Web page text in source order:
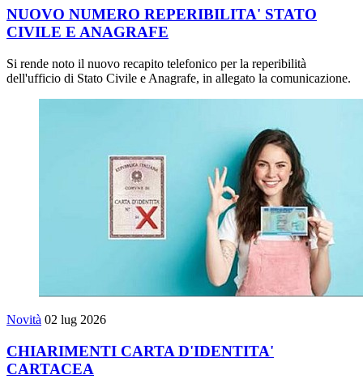
NUOVO NUMERO REPERIBILITA' STATO
CIVILE E ANAGRAFE
Si rende noto il nuovo recapito telefonico per la reperibilità
dell'ufficio di Stato Civile e Anagrafe, in allegato la comunicazione.
Novità 02 lug 2026
CHIARIMENTI CARTA D'IDENTITA'
CARTACEA